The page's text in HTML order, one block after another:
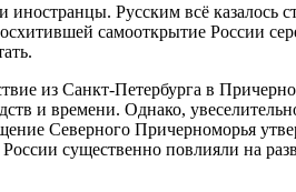
Русским всё
самооткрытие России
из Санкт-Петербурга в
и времени. Однако,
Северного Причерноморья
существенно повлияли на